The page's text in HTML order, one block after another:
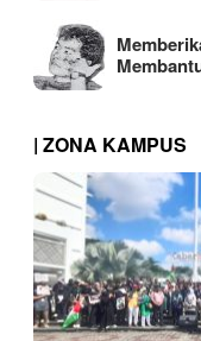
| ZONA KAMPUS